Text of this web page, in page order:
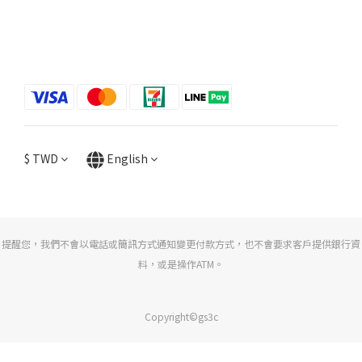
$ TWD English
提醒您，我們不會以電話或簡訊方式通知變更付款方式，也不會要求客戶提供銀行資
料，或是操作ATM。
Copyright©gs3c